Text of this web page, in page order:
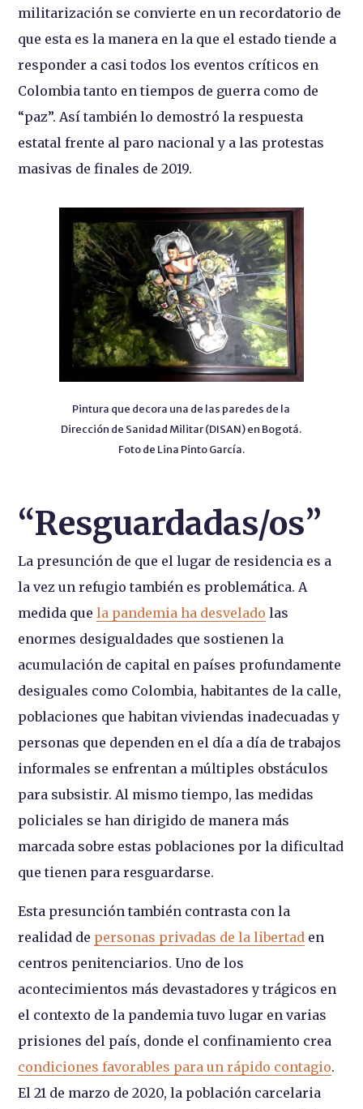
militarización se convierte en un recordatorio de
que esta es la manera en la que el estado tiende a
responder a casi todos los eventos críticos en
Colombia tanto en tiempos de guerra como de
“paz”. Así también lo demostró la respuesta
estatal frente al paro nacional y a las protestas
masivas de finales de 2019.
Pintura que decora una de las paredes de la
Dirección de Sanidad Militar (DISAN) en Bogotá.
Foto de Lina Pinto García.
“Resguardadas/os”
La presunción de que el lugar de residencia es a
la vez un refugio también es problemática. A
medida quela pandemia ha desvelado las
enormes desigualdades que sostienen la
acumulación de capital en países profundamente
desiguales como Colombia, habitantes de la calle,
poblaciones que habitan viviendas inadecuadas y
personas que dependen en el día a día de trabajos
informales se enfrentan a múltiples obstáculos
para subsistir. Al mismo tiempo, las medidas
policiales se han dirigido de manera más
marcada sobre estas poblaciones por la dificultad
que tienen para resguardarse.
Esta presunción también contrasta con la
realidad de personas privadas de la libertad en
centros penitenciarios. Uno de los
acontecimientos más devastadores y trágicos en
el contexto de la pandemia tuvo lugar en varias
prisiones del país, donde el confinamiento crea
condiciones favorables para un rápido contagio.
El 21 de marzo de 2020, la población carcelaria